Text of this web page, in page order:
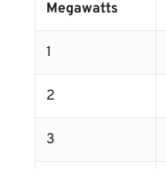
Megawatts
1
2
3